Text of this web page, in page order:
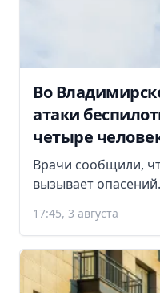
Во
атаки
четыре
Врачи сообщили,
вызывает опасений.
17:45, 3 августа